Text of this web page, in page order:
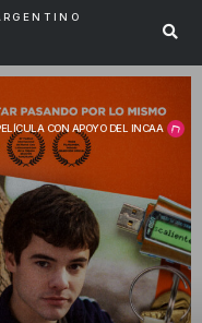
CON APOYO DEL INCAA